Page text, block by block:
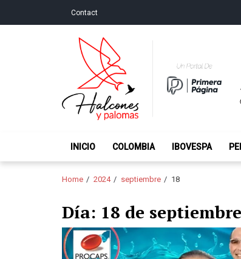
Contact
Halcones y
INICIO COLOMBIA IBOVESPA
Home 2024 septiembre 18
Día: 18 de